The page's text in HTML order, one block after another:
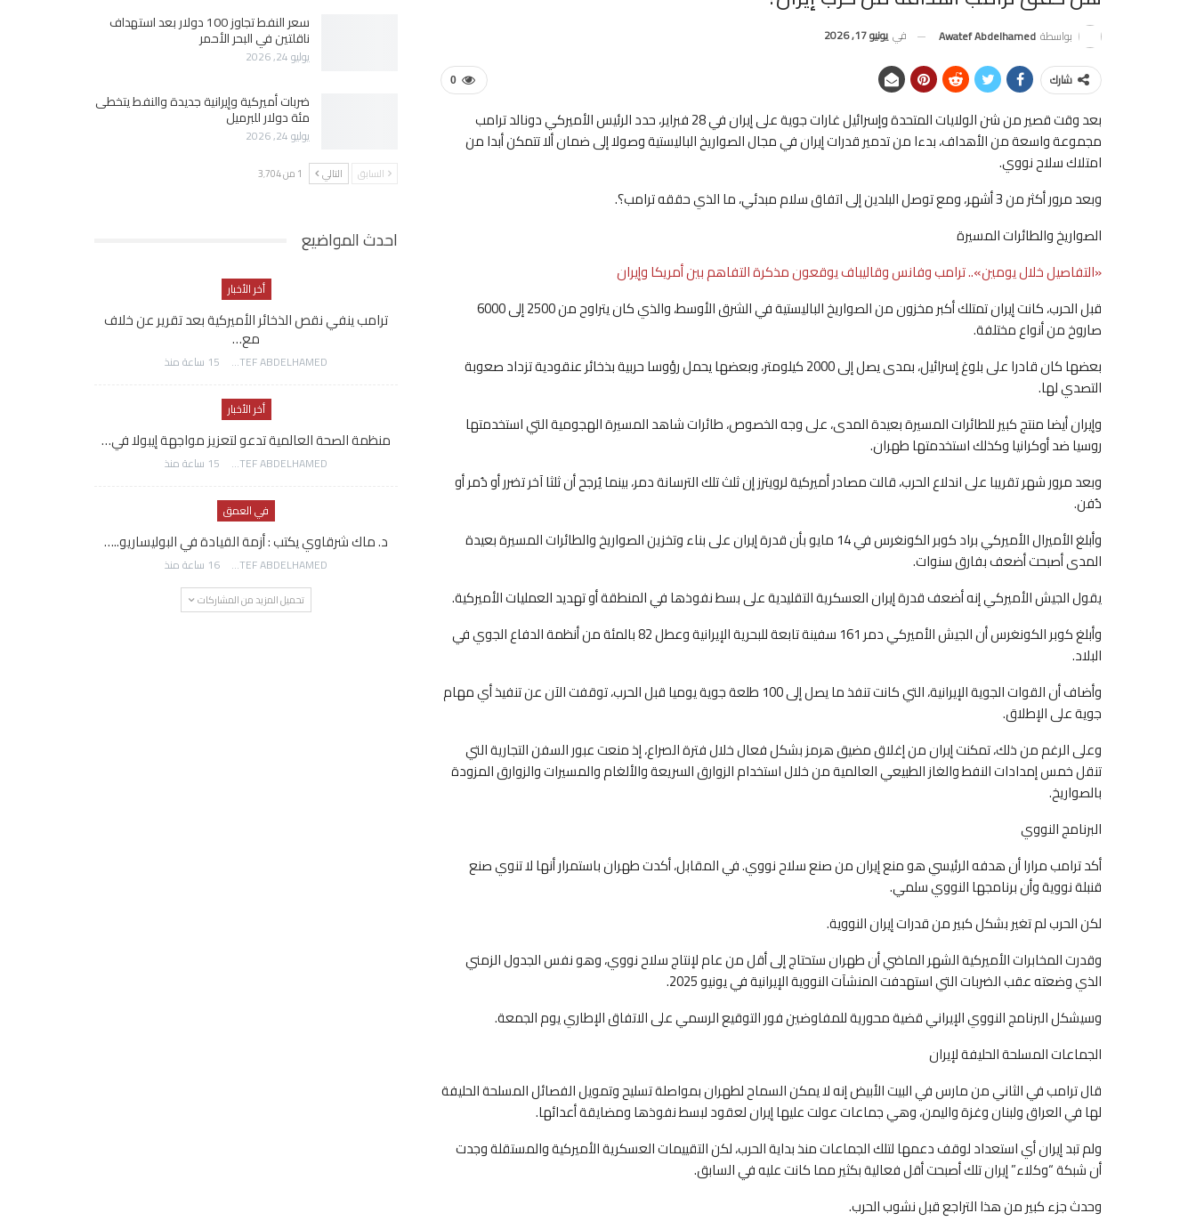
بواسطة Awatef Abdelhamed في يونيو 17, 2026
0 شارك
بعد وقت قصير من شن الولايات المتحدة وإسرائيل غارات جوية على إيران في 28 فبراير، حدد الرئيس الأميركي دونالد ترامب
مجموعة واسعة من الأهداف، بدءا من تدمير قدرات إيران في مجال الصواريخ الباليستية وصولا إلى ضمان ألا تتمكن أبدا من
امتلاك سلاح نووي.
وبعد مرور أكثر من 3 أشهر، ومع توصل البلدين إلى اتفاق سلام مبدئي، ما الذي حققه ترامب؟.
الصواريخ والطائرات المسيرة
«التفاصيل خلال يومين».. ترامب وفانس وقاليباف يوقعون مذكرة التفاهم بين أمريكا وإيران
قبل الحرب، كانت إيران تمتلك أكبر مخزون ⁠من الصواريخ الباليستية في الشرق الأوسط، والذي كان يتراوح من 2500 إلى 6000
صاروخ من أنواع مختلفة.
بعضها كان قادرا على بلوغ إسرائيل، بمدى يصل إلى 2000 كيلومتر، وبعضها يحمل رؤوسا حربية بذخائر عنقودية تزداد صعوبة
التصدي لها.
وإيران أيضا منتج كبير للطائرات المسيرة بعيدة المدى، على وجه الخصوص، طائرات شاهد المسيرة الهجومية التي استخدمتها
روسيا ضد أوكرانيا وكذلك استخدمتها طهران.
وبعد مرور شهر تقريبا على اندلاع الحرب، قالت مصادر أميركية لرويترز إن ثلث تلك الترسانة دمر، بينما يُرجح أن ثلثا آخر تضرر أو دُمر أو
دُفن.
وأبلغ الأميرال الأميركي براد كوبر الكونغرس في 14 مايو بأن قدرة إيران على بناء وتخزين الصواريخ والطائرات المسيرة بعيدة
المدى أصبحت أضعف بفارق سنوات.
يقول الجيش ‌الأميركي إنه أضعف قدرة إيران العسكرية التقليدية على بسط نفوذها في المنطقة أو تهديد العمليات الأميركية.
وأبلغ كوبر الكونغرس أن الجيش الأميركي دمر 161 سفينة تابعة للبحرية الإيرانية وعطل 82 بالمئة من أنظمة الدفاع الجوي في
البلاد.
وأضاف أن القوات الجوية الإيرانية، التي كانت تنفذ ما يصل إلى 100 طلعة جوية يوميا قبل الحرب، توقفت الآن عن تنفيذ أي مهام
جوية على الإطلاق.
وعلى الرغم من ذلك، تمكنت إيران من إغلاق مضيق هرمز بشكل فعال خلال فترة الصراع، إذ منعت عبور السفن التجارية التي
تنقل خمس إمدادات النفط والغاز الطبيعي العالمية من خلال استخدام الزوارق السريعة والألغام والمسيرات والزوارق المزودة
بالصواريخ.
البرنامج النووي
أكد ‌ترامب مرارا أن هدفه الرئيسي هو منع إيران من صنع سلاح نووي. في ‌المقابل، أكدت طهران باستمرار أنها لا تنوي صنع
⁠قنبلة نووية وأن برنامجها النووي سلمي.
لكن الحرب لم تغير بشكل كبير من قدرات إيران النووية.
وقدرت المخابرات الأميركية الشهر الماضي أن طهران ستحتاج إلى أقل من عام لإنتاج سلاح نووي، وهو نفس الجدول الزمني
الذي وضعته عقب الضربات التي استهدفت المنشآت النووية الإيرانية في يونيو 2025.
وسيشكل البرنامج النووي الإيراني قضية محورية للمفاوضين فور التوقيع الرسمي على الاتفاق الإطاري يوم الجمعة.
‌الجماعات المسلحة الحليفة لإيران
قال ترامب في الثاني من مارس في البيت الأبيض إنه لا يمكن السماح لطهران بمواصلة تسليح وتمويل الفصائل المسلحة الحليفة
لها في العراق ولبنان وغزة ⁠واليمن، وهي جماعات عولت عليها إيران لعقود لبسط نفوذها ومضايقة أعدائها.
ولم تبد إيران أي استعداد لوقف دعمها لتلك الجماعات منذ بداية الحرب، لكن التقييمات العسكرية الأميركية والمستقلة ⁠وجدت
أن شبكة “وكلاء” إيران تلك أصبحت أقل فعالية بكثير مما كانت عليه في السابق.
وحدث جزء كبير من هذا التراجع قبل نشوب الحرب.
سعر النفط تجاوز 100 دولار بعد استهداف
ناقلتين في البحر الأحمر
يوليو 24, 2026
ضربات أميركية وإيرانية جديدة والنفط يتخطى
مئة دولار للبرميل
يوليو 24, 2026
السابق التالي 1 من 3٬704
احدث المواضيع
أخر الأخبار
ترامب ينفي نقص الذخائر الأميركية بعد تقرير عن خلاف
مع…
AWATEF ABDELHAMED 15 ساعة منذ
أخر الأخبار
منظمة الصحة العالمية تدعو لتعزيز مواجهة إيبولا في…
AWATEF ABDELHAMED 15 ساعة منذ
في العمق
د. ماك شرقاوي يكتب : أزمة القيادة في البوليساريو..…
AWATEF ABDELHAMED 16 ساعة منذ
تحميل المزيد من المشاركات